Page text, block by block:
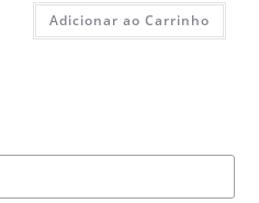
Adicionar ao Carrinho